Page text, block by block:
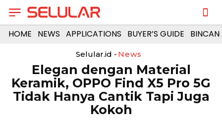
HOME NEWS APPLICATIONS BUYER’S GUIDE
Selular.id - News
Elegan dengan Material
Keramik, OPPO Find X5 Pro 5G
Tidak Hanya Cantik Tapi Juga
Kokoh